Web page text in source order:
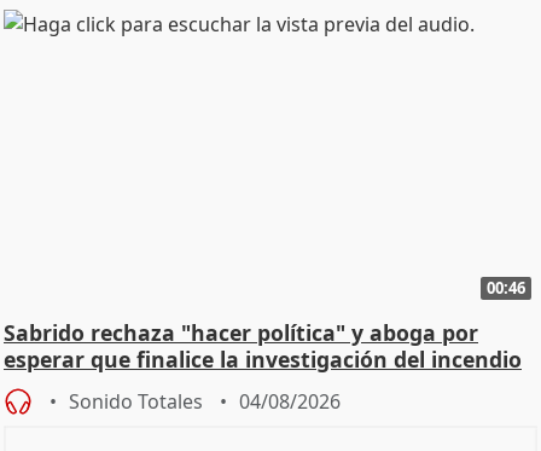
00:46
Sabrido rechaza "hacer política" y aboga por
esperar que finalice la investigación del incendio
Sonido Totales 04/08/2026